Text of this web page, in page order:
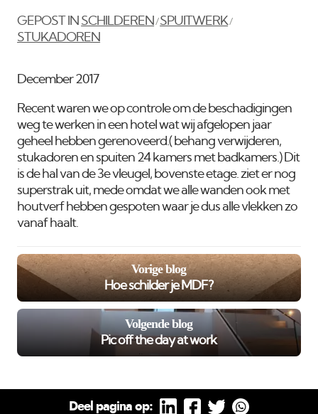
GEPOST IN SCHILDEREN /SPUITWERK/
STUKADOREN
December 2017
Recent waren we op controle om de beschadigingen
weg te werken in een hotel wat wij afgelopen jaar
geheel hebben gerenoveerd.( behang verwijderen,
stukadoren en spuiten 24 kamers met badkamers.) Dit
is de hal van de 3e vleugel, bovenste etage. ziet er nog
superstrak uit, mede omdat we alle wanden ook met
houtverf hebben gespoten waar je dus alle vlekken zo
vanaf haalt.
Vorige blog
Hoe schilder je MDF?
Volgende blog
Pic off the day at work
Deel pagina op: